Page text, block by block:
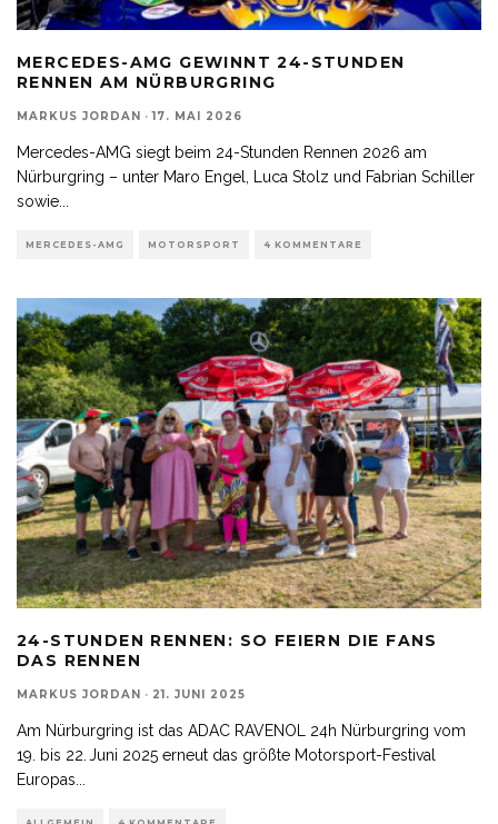
MERCEDES-AMG GEWINNT 24-STUNDEN
RENNEN AM NÜRBURGRING
MARKUS JORDAN · 17. MAI 2026
Mercedes-AMG siegt beim 24-Stunden Rennen 2026 am
Nürburgring – unter Maro Engel, Luca Stolz und Fabrian Schiller
sowie
MERCEDES-AMG MOTORSPORT 4 KOMMENTARE
24-STUNDEN RENNEN: SO FEIERN DIE FANS
DAS RENNEN
MARKUS JORDAN · 21. JUNI 2025
Am Nürburgring ist das ADAC RAVENOL 24h Nürburgring vom
19. bis 22. Juni 2025 erneut das größte Motorsport-Festival
Europas